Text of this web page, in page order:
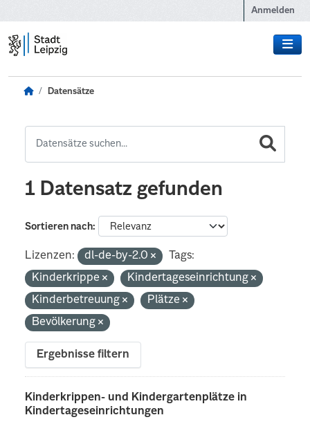
Anmelden
Datensätze
1 Datensatz gefunden
Sortieren nach
Lizenzen: dl-de-by-2.0
Tags:
Kinderkrippe
Kindertageseinrichtung
Kinderbetreuung
Plätze
Bevölkerung
Ergebnisse filtern
Kinderkrippen- und Kindergartenplätze in
Kindertageseinrichtungen